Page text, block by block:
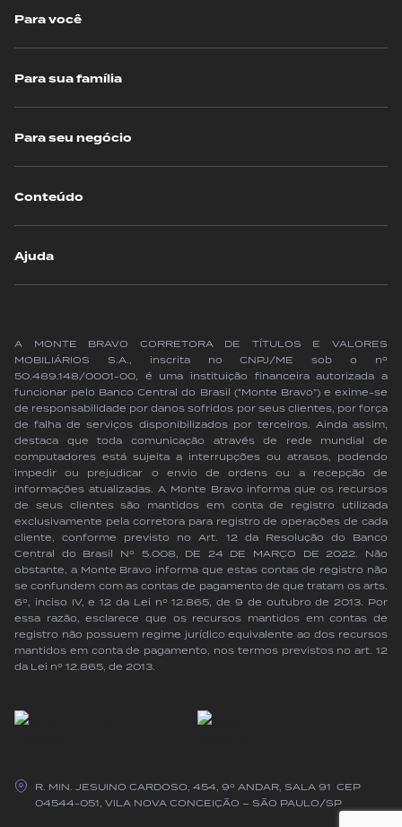
Para você
Para sua família
Para seu negócio
Conteúdo
Ajuda
A MONTE BRAVO CORRETORA DE TÍTULOS E VALORES
MOBILIÁRIOS S.A., inscrita no CNPJ/ME sob o nº
50.489.148/0001-00, é uma instituição financeira autorizada a
funcionar pelo Banco Central do Brasil (“Monte Bravo”) e exime-se
de responsabilidade por danos sofridos por seus clientes, por força
de falha de serviços disponibilizados por terceiros. Ainda assim,
destaca que toda comunicação através de rede mundial de
computadores está sujeita a interrupções ou atrasos, podendo
impedir ou prejudicar o envio de ordens ou a recepção de
informações atualizadas. A Monte Bravo informa que os recursos
de seus clientes são mantidos em conta de registro utilizada
exclusivamente pela corretora para registro de operações de cada
cliente, conforme previsto no Art. 12 da Resolução do Banco
Central do Brasil Nº 5.008, DE 24 DE MARÇO DE 2022. Não
obstante, a Monte Bravo informa que estas contas de registro não
se confundem com as contas de pagamento de que tratam os arts.
6º, inciso IV, e 12 da Lei nº 12.865, de 9 de outubro de 2013. Por
essa razão, esclarece que os recursos mantidos em contas de
registro não possuem regime jurídico equivalente ao dos recursos
mantidos em conta de pagamento, nos termos previstos no art. 12
da Lei nº 12.865, de 2013.
R. MIN. JESUINO CARDOSO, 454, 9º ANDAR, SALA 91 CEP
04544-051, VILA NOVA CONCEIÇÃO – SÃO PAULO/SP